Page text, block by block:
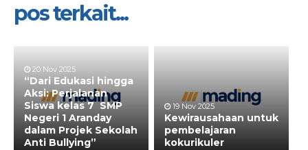
pos terkait...
20 Nov 2025
“Dari Edukasi hingga
Aksi: Perjalanan
Siswa kelas 7 SMP
Negeri 1 Aranday
dalam Projek Sekolah
Anti Bullying”
19 Nov 2025
Kewirausahaan untuk
pembelajaran
kokurikuler